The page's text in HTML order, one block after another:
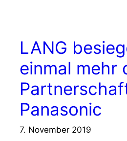
LANG
einmal mehr
Panasonic
7. November 2019